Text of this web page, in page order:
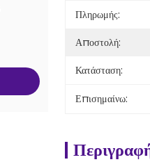
Πληρωμής:
Αποστολή:
Κατάσταση:
Επισημαίνω: